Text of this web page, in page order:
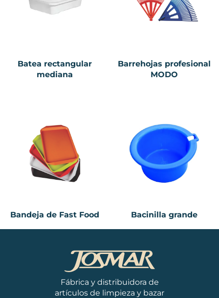
Batea rectangular
mediana
Barrehojas profesional
MODO
Bandeja de Fast Food Bacinilla grande
Fábrica y distribuidora de
artículos de limpieza y bazar